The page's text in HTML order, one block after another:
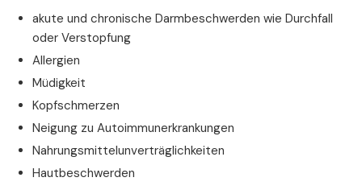
akute und chronische Darmbeschwerden wie Durchfall
oder Verstopfung
Allergien
Müdigkeit
Kopfschmerzen
Neigung zu Autoimmunerkrankungen
Nahrungsmittelunverträglichkeiten
Hautbeschwerden